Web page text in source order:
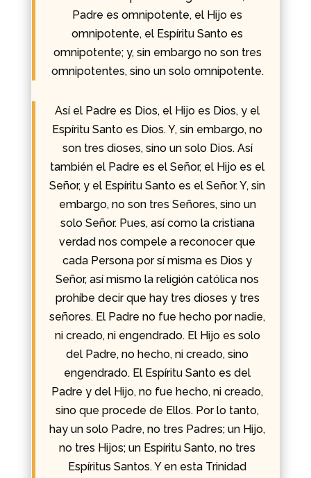
Padre es omnipotente, el Hijo es
omnipotente, el Espíritu Santo es
omnipotente; y, sin embargo no son tres
omnipotentes, sino un solo omnipotente.
Así el Padre es Dios, el Hijo es Dios, y el
Espíritu Santo es Dios. Y, sin embargo, no
son tres dioses, sino un solo Dios. Así
también el Padre es el Señor, el Hijo es el
Señor, y el Espíritu Santo es el Señor. Y, sin
embargo, no son tres Señores, sino un
solo Señor. Pues, así como la cristiana
verdad nos compele a reconocer que
cada Persona por sí misma es Dios y
Señor, así mismo la religión católica nos
prohíbe decir que hay tres dioses y tres
señores. El Padre no fue hecho por nadie,
ni creado, ni engendrado. El Hijo es solo
del Padre, no hecho, ni creado, sino
engendrado. El Espíritu Santo es del
Padre y del Hijo, no fue hecho, ni creado,
sino que procede de Ellos. Por lo tanto,
hay un solo Padre, no tres Padres; un Hijo,
no tres Hijos; un Espíritu Santo, no tres
Espíritus Santos. Y en esta Trinidad